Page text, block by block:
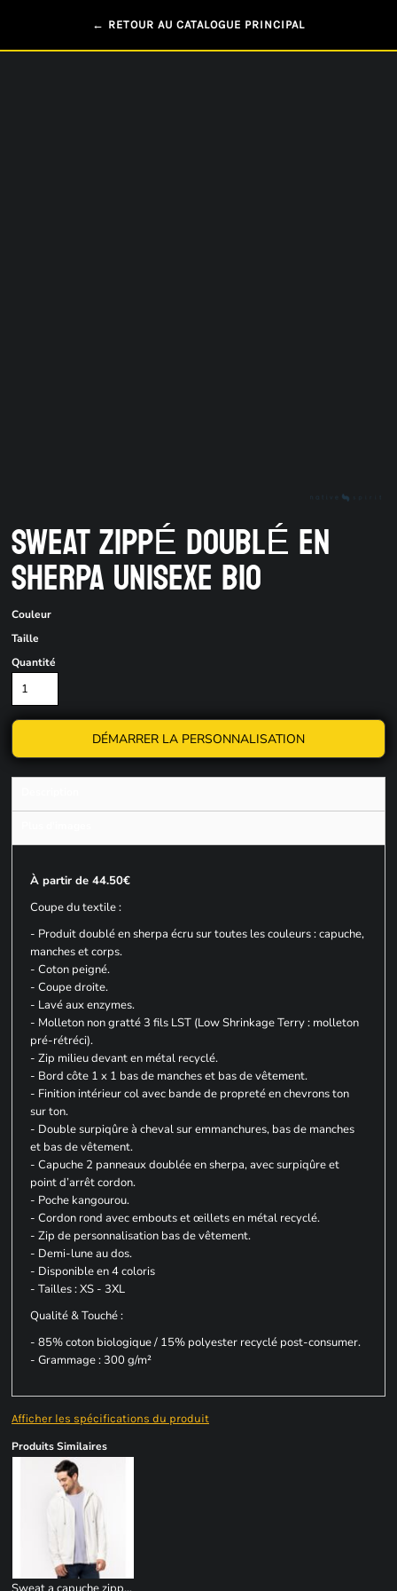
← RETOUR AU CATALOGUE PRINCIPAL
SWEAT ZIPPÉ DOUBLÉ EN
SHERPA UNISEXE BIO
Couleur
Taille
Quantité
DÉMARRER LA PERSONNALISATION
À partir de 44.50€
Coupe du textile :
- Produit doublé en sherpa écru sur toutes les couleurs : capuche,
manches et corps.
- Coton peigné.
- Coupe droite.
- Lavé aux enzymes.
- Molleton non gratté 3 fils LST (Low Shrinkage Terry : molleton
pré-rétréci).
- Zip milieu devant en métal recyclé.
- Bord côte 1 x 1 bas de manches et bas de vêtement.
- Finition intérieur col avec bande de propreté en chevrons ton
sur ton.
- Double surpiqûre à cheval sur emmanchures, bas de manches
et bas de vêtement.
- Capuche 2 panneaux doublée en sherpa, avec surpiqûre et
point d’arrêt cordon.
- Poche kangourou.
- Cordon rond avec embouts et œillets en métal recyclé.
- Zip de personnalisation bas de vêtement.
- Demi-lune au dos.
- Disponible en 4 coloris
- Tailles : XS - 3XL
Qualité & Touché :
- 85% coton biologique / 15% polyester recyclé post-consumer.
- Grammage : 300 g/m²
Afficher les spécifications du produit
Produits Similaires